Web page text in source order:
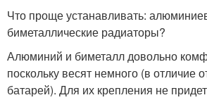
Что проще устанавливать:
биметаллические радиаторы?
Алюминий и биметалл довольно
поскольку весят немного (в отличие
батарей). Для их крепления не